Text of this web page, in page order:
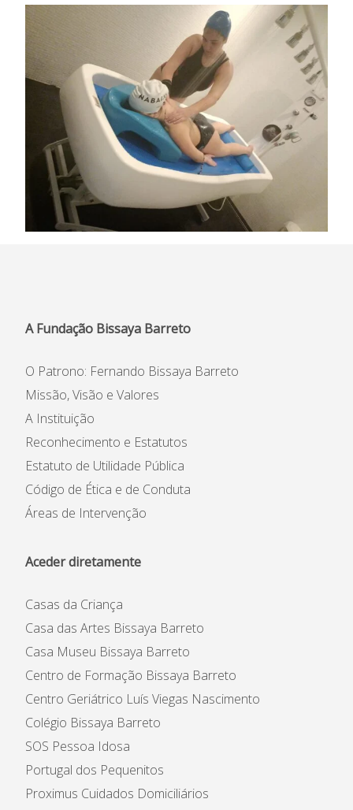
A Fundação Bissaya Barreto
O Patrono: Fernando Bissaya Barreto
Missão, Visão e Valores
A Instituição
Reconhecimento e Estatutos
Estatuto de Utilidade Pública
Código de Ética e de Conduta
Áreas de Intervenção
Aceder diretamente
Casas da Criança
Casa das Artes Bissaya Barreto
Casa Museu Bissaya Barreto
Centro de Formação Bissaya Barreto
Centro Geriátrico Luís Viegas Nascimento
Colégio Bissaya Barreto
SOS Pessoa Idosa
Portugal dos Pequenitos
Proximus Cuidados Domiciliários